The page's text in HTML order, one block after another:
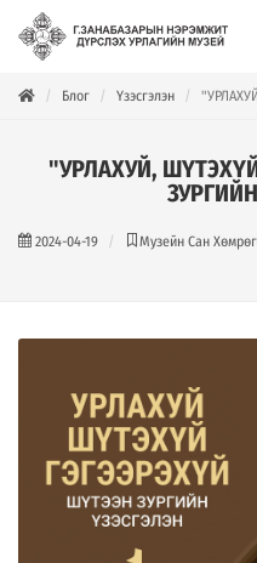
Блог Үзэсгэлэн
"УРЛАХУЙ,
2024-04-19 Музейн Сан